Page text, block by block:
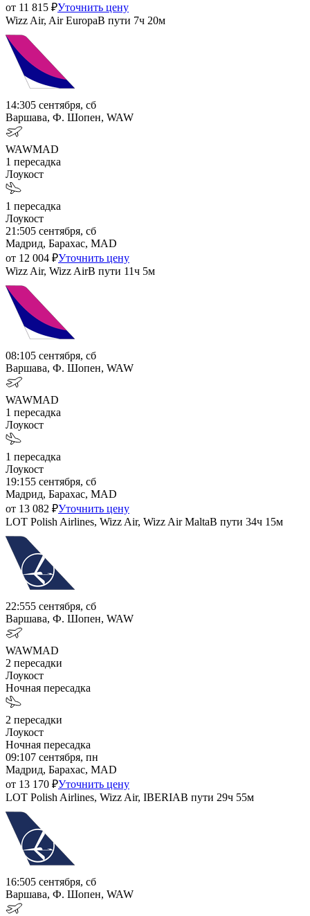
от 11 815 ₽Уточнить цену
Wizz Air, Air EuropaВ пути 7ч 20м
14:305 сентября, сб
Варшава, Ф. Шопен, WAW
WAWMAD
1 пересадка
Лоукост
1 пересадка
Лоукост
21:505 сентября, сб
Мадрид, Барахас, MAD
от 12 004 ₽Уточнить цену
Wizz Air, Wizz AirВ пути 11ч 5м
08:105 сентября, сб
Варшава, Ф. Шопен, WAW
WAWMAD
1 пересадка
Лоукост
1 пересадка
Лоукост
19:155 сентября, сб
Мадрид, Барахас, MAD
от 13 082 ₽Уточнить цену
LOT Polish Airlines, Wizz Air, Wizz Air MaltaВ пути 34ч 15м
22:555 сентября, сб
Варшава, Ф. Шопен, WAW
WAWMAD
2 пересадки
Лоукост
Ночная пересадка
2 пересадки
Лоукост
Ночная пересадка
09:107 сентября, пн
Мадрид, Барахас, MAD
от 13 170 ₽Уточнить цену
LOT Polish Airlines, Wizz Air, IBERIAВ пути 29ч 55м
16:505 сентября, сб
Варшава, Ф. Шопен, WAW